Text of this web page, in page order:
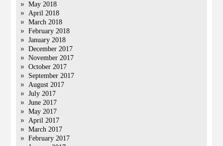
May 2018
April 2018
March 2018
February 2018
January 2018
December 2017
November 2017
October 2017
September 2017
August 2017
July 2017
June 2017
May 2017
April 2017
March 2017
February 2017